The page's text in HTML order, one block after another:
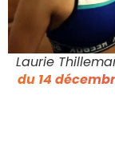
Laurie
du 14